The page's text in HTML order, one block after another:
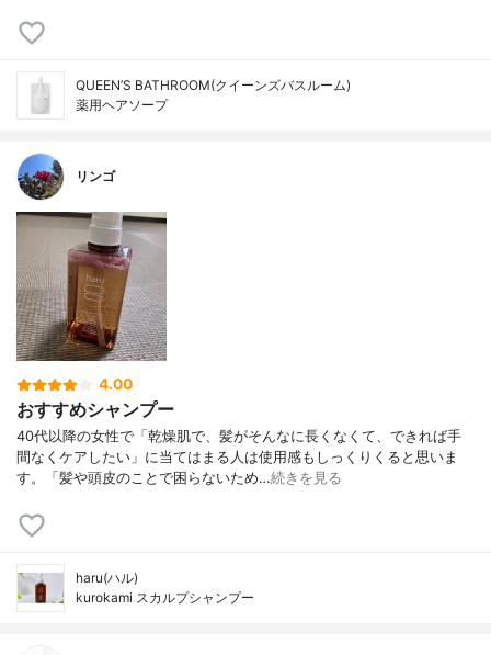
QUEEN’S BATHROOM(クイーンズバスルーム)
薬用ヘアソープ
リンゴ
4.00
おすすめシャンプー
40代以降の女性で「乾燥肌で、髪がそんなに長くなくて、できれば手
間なくケアしたい」に当てはまる人は使用感もしっくりくると思いま
す。「髪や頭皮のことで困らないため…続きを見る
haru(ハル)
kurokami スカルプシャンプー